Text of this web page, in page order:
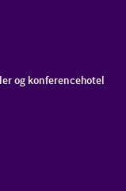
og konferencehotel